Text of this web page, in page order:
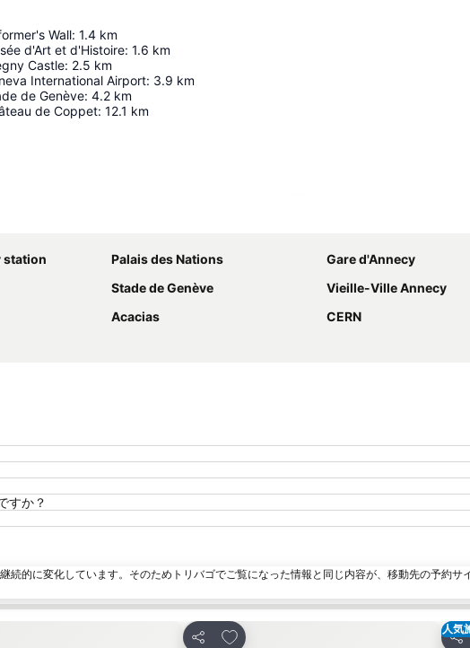
Wall: 1.4 km
d'Art et d'Histoire: 1.6 km
Castle: 2.5 km
International Airport: 3.9 km
de Genève: 4.2 km
de Coppet: 12.1 km
station Palais des Nations
Gare d'Annecy
Stade de Genève
Vieille-Ville Annecy
Acacias
CERN
すか？
続的に変化しています。そのためトリバゴでご覧になった情報と同じ内容が、移動先の予約サ
りに追加 お気に入りに追加 人気